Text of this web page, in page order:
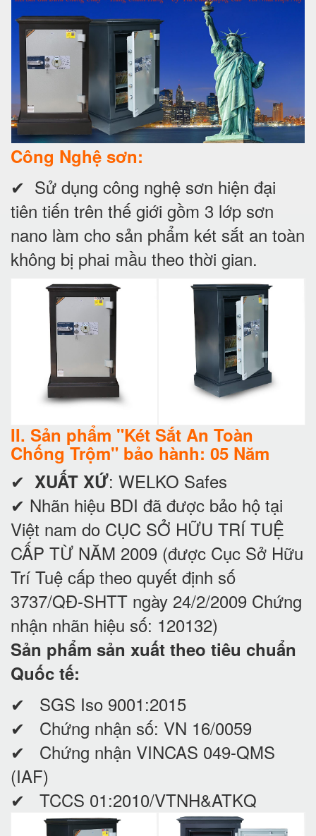
Công Nghệ sơn:
✔ Sử dụng công nghệ sơn hiện đại
tiên tiến trên thế giới gồm 3 lớp sơn
nano làm cho sản phẩm két sắt an toàn
không bị phai mầu theo thời gian.
II. Sản phẩm "Két Sắt An Toàn
Chống Trộm" bảo hành: 05 Năm
✔ XUẤT XỨ: WELKO Safes
✔ Nhãn hiệu BDI đã được bảo hộ tại
Việt nam do CỤC SỞ HỮU TRÍ TUỆ
CẤP TỪ NĂM 2009 (được Cục Sở Hữu
Trí Tuệ cấp theo quyết định số
3737/QĐ-SHTT ngày 24/2/2009 Chứng
nhận nhãn hiệu số: 120132)
Sản phẩm sản xuất theo tiêu chuẩn
Quốc tế:
✔ SGS Iso 9001:2015
✔ Chứng nhận số: VN 16/0059
✔ Chứng nhận VINCAS 049-QMS
(IAF)
✔ TCCS 01:2010/VTNH&ATKQ